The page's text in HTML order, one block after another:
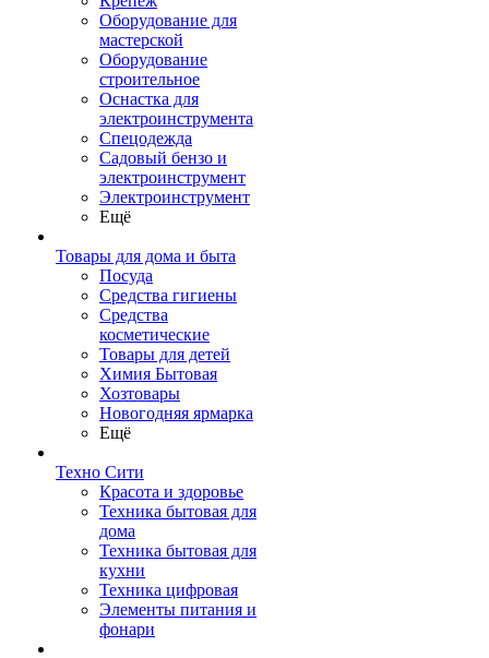
Оборудование для
мастерской
Оборудование
строительное
Оснастка для
электроинструмента
Спецодежда
Садовый бензо и
электроинструмент
Электроинструмент
Ещё
Товары для дома и быта
Посуда
Средства гигиены
Средства
косметические
Товары для детей
Химия Бытовая
Хозтовары
Новогодняя ярмарка
Ещё
Техно Сити
Красота и здоровье
Техника бытовая для
дома
Техника бытовая для
кухни
Техника цифровая
Элементы питания и
фонари